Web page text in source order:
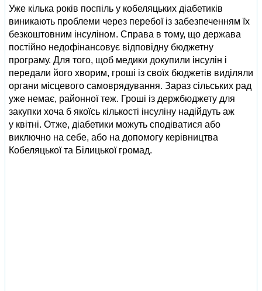
Уже кілька років поспіль у кобеляцьких діабетиків
виникають проблеми через перебої із забезпеченням їх
безкоштовним інсуліном. Справа в тому, що держава
постійно недофінансовує відповідну бюджетну
програму. Для того, щоб медики докупили інсулін і
передали його хворим, гроші із своїх бюджетів виділяли
органи місцевого самоврядування. Зараз сільських рад
уже немає, районної теж. Гроші із держбюджету для
закупки хоча б якоїсь кількості інсуліну надійдуть аж
у квітні. Отже, діабетики можуть сподіватися або
виключно на себе, або на допомогу керівництва
Кобеляцької та Білицької громад.